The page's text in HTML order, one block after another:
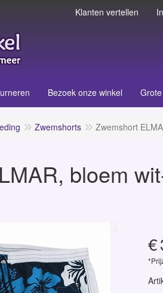
Klanten vertellen
Bezoek onze winkel
Zwemshorts Zwemshort
bloem
€